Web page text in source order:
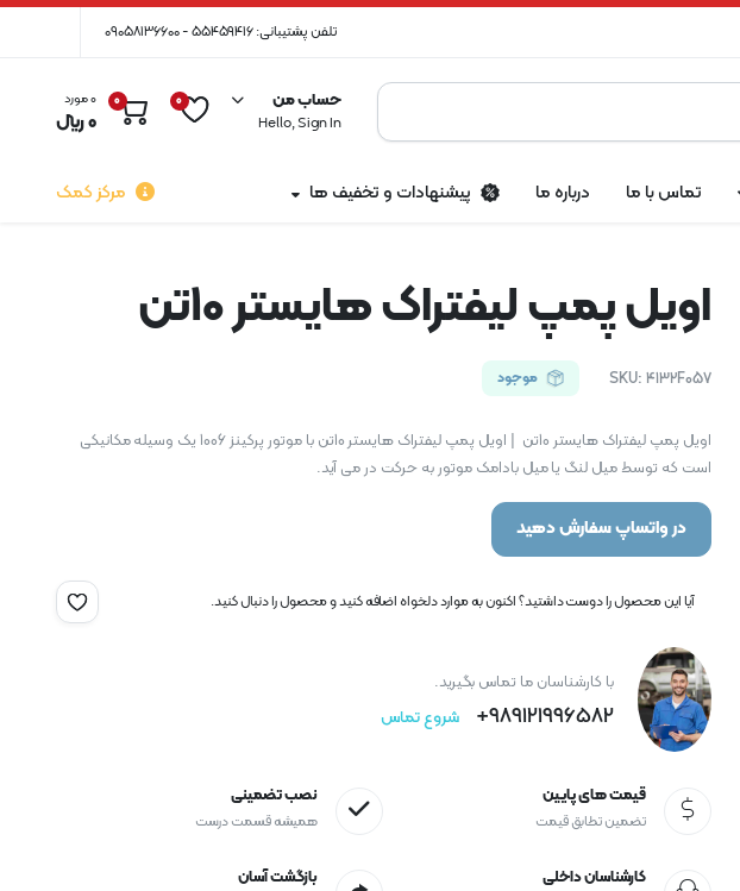
تلفن پشتیبانی: 55459416 - 09058136600
حساب من
Hello, Sign In
0
0 0 مورد
0﷼
تماس با ما درباره ما پیشنهادات و تخفیف ها مرکز کمک
اویل پمپ لیفتراک هایستر 10تن
SKU: 4132F057 موجود
اویل پمپ لیفتراک هایستر 10تن | اویل پمپ لیفتراک هایستر 10تن با موتور پرکینز 1006 یک وسیله مکانیکی
است که توسط میل لنگ یا میل بادامک موتور به حرکت در می آید.
در واتساپ سفارش دهید
آیا این محصول را دوست داشتید؟ اکنون به موارد دلخواه اضافه کنید و محصول را دنبال کنید.
با کارشناسان ما تماس بگیرید.
989121996582+ شروع تماس
قیمت های پایین
تضمین تطابق قیمت
نصب تضمینی
همیشه قسمت درست
کارشناسان داخلی بازگشت آسان